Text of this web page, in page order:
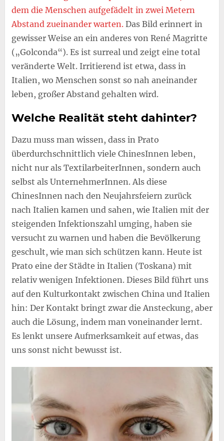
dem die Menschen aufgefädelt in zwei Metern
Abstand zueinander warten.Das Bild erinnert in
gewisser Weise an ein anderes von René Magritte
(„Golconda“). Es ist surreal und zeigt eine total
veränderte Welt. Irritierend ist etwa, dass in
Italien, wo Menschen sonst so nah aneinander
leben, großer Abstand gehalten wird.
Welche Realität steht dahinter?
Dazu muss man wissen, dass in Prato
überdurchschnittlich viele ChinesInnen leben,
nicht nur als TextilarbeiterInnen, sondern auch
selbst als UnternehmerInnen. Als diese
ChinesInnen nach den Neujahrsfeiern zurück
nach Italien kamen und sahen, wie Italien mit der
steigenden Infektionszahl umging, haben sie
versucht zu warnen und haben die Bevölkerung
geschult, wie man sich schützen kann. Heute ist
Prato eine der Städte in Italien (Toskana) mit
relativ wenigen Infektionen. Dieses Bild führt uns
auf den Kulturkontakt zwischen China und Italien
hin: Der Kontakt bringt zwar die Ansteckung, aber
auch die Lösung, indem man voneinander lernt.
Es lenkt unsere Aufmerksamkeit auf etwas, das
uns sonst nicht bewusst ist.